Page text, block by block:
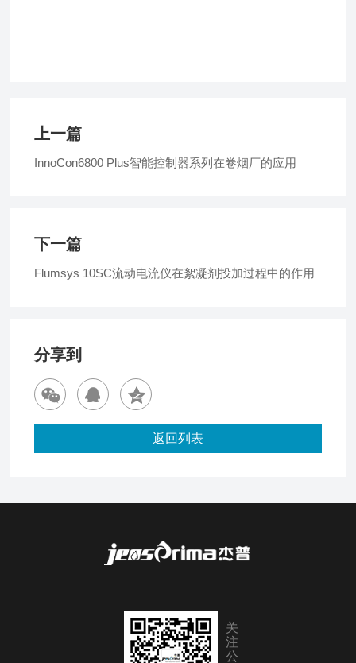
上一篇
InnoCon6800 Plus智能控制器系列在卷烟厂的应用
下一篇
Flumsys 10SC流动电流仪在絮凝剂投加过程中的作用
分享到
返回列表
关
注
公